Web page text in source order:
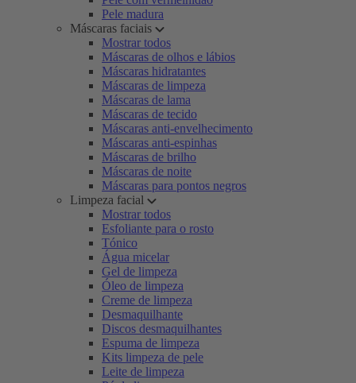
Pele madura
Máscaras faciais
Mostrar todos
Máscaras de olhos e lábios
Máscaras hidratantes
Máscaras de limpeza
Máscaras de lama
Máscaras de tecido
Máscaras anti-envelhecimento
Máscaras anti-espinhas
Máscaras de brilho
Máscaras de noite
Máscaras para pontos negros
Limpeza facial
Mostrar todos
Esfoliante para o rosto
Tónico
Água micelar
Gel de limpeza
Óleo de limpeza
Creme de limpeza
Desmaquilhante
Discos desmaquilhantes
Espuma de limpeza
Kits limpeza de pele
Leite de limpeza